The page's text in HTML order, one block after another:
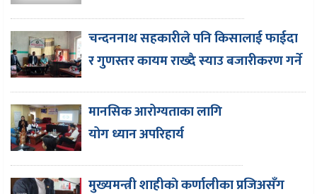
चन्दननाथ सहकारीले पनि किसालाई फाईदा
र गुणस्तर कायम राख्दै स्याउ बजारीकरण गर्ने
मानसिक आरोग्यताका लागि
योग ध्यान अपरिहार्य
मुख्यमन्त्री शाहीकाे कर्णालीका प्रजिअसँग